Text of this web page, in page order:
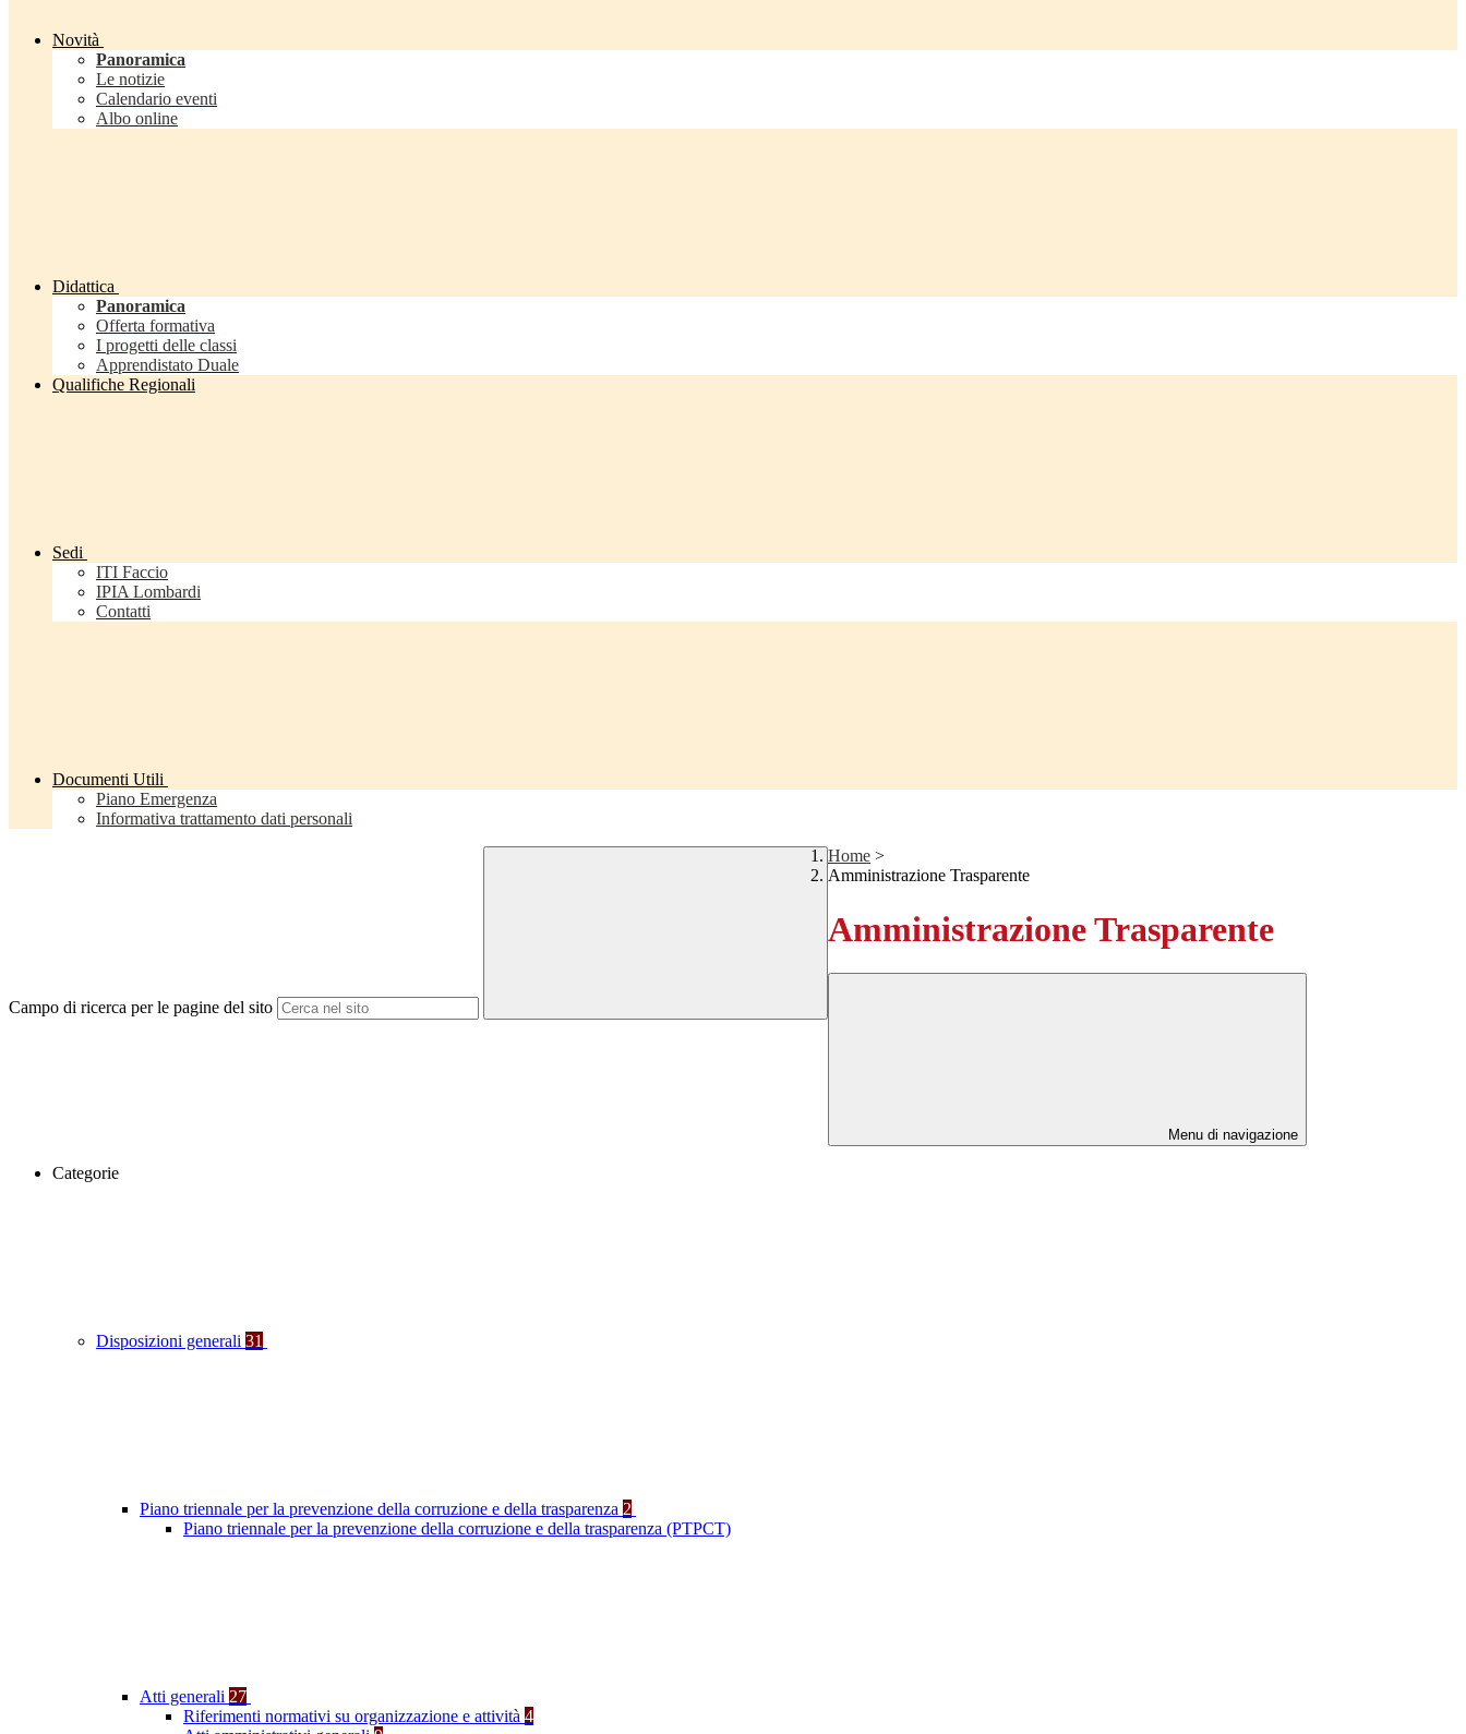
Novità
Panoramica
Le notizie
Calendario eventi
Albo online
Didattica
Panoramica
Offerta formativa
I progetti delle classi
Apprendistato Duale
Qualifiche Regionali
Sedi
ITI Faccio
IPIA Lombardi
Contatti
Documenti Utili
Piano Emergenza
Informativa trattamento dati personali
Campo di ricerca per le pagine del sito
Home >
Amministrazione Trasparente
Amministrazione Trasparente
Menu di navigazione
Categorie
Disposizioni generali 31
Piano triennale per la prevenzione della corruzione e della trasparenza 2
Piano triennale per la prevenzione della corruzione e della trasparenza (PTPCT)
Atti generali 27
Riferimenti normativi su organizzazione e attività 4